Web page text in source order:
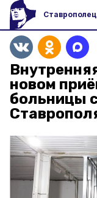
Ставрополец
новом
больницы